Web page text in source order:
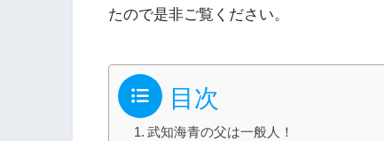
たので是非ご覧ください。
目次
武知海青の父は一般人！